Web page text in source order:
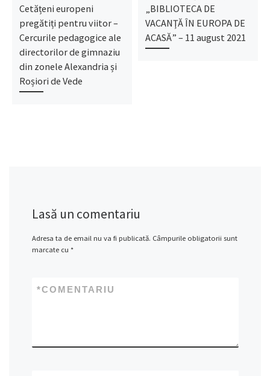
Cetățeni europeni
pregătiți pentru viitor –
Cercurile pedagogice ale
directorilor de gimnaziu
din zonele Alexandria și
Roșiori de Vede
„BIBLIOTECA DE
VACANŢĂ ÎN EUROPA DE
ACASĂ” – 11 august 2021
Lasă un comentariu
Adresa ta de email nu va fi publicată. Câmpurile obligatorii sunt
marcate cu *
COMENTARIU
*